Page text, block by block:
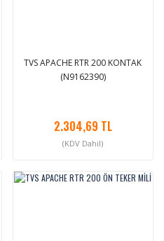
TVS APACHE RTR 200 KONTAK
(N9162390)
2.304,69 TL
(KDV Dahil)